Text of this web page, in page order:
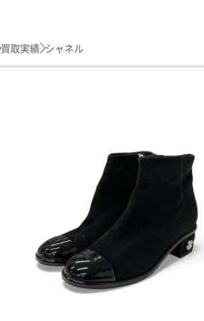
買取実績 シャネル